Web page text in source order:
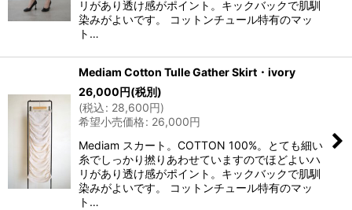
リがあり透け感がポイント。キックバックで肌馴
染みがよいです。 コットンチュール特有のマッ
ト…
Mediam Cotton Tulle Gather Skirt・ivory
26,000円(税別)
(税込: 28,600円)
希望小売価格: 26,000円
Mediam スカート。COTTON 100%。とても細い
糸でしっかり撚りあわせていますのでほどよいハ
リがあり透け感がポイント。キックバックで肌馴
染みがよいです。 コットンチュール特有のマッ
ト…